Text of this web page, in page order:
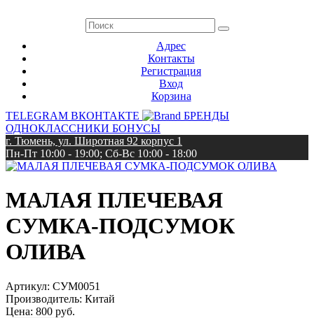
Адрес
Контакты
Регистрация
Вход
Корзина
TELEGRAM ВКОНТАКТЕ
БРЕНДЫ
ОДНОКЛАССНИКИ БОНУСЫ
г. Тюмень, ул. Широтная 92 корпус 1
Пн-Пт 10:00 - 19:00; Сб-Вс 10:00 - 18:00
МАЛАЯ ПЛЕЧЕВАЯ
СУМКА-ПОДСУМОК
ОЛИВА
Артикул: СУМ0051
Производитель: Китай
Цена: 800 руб.